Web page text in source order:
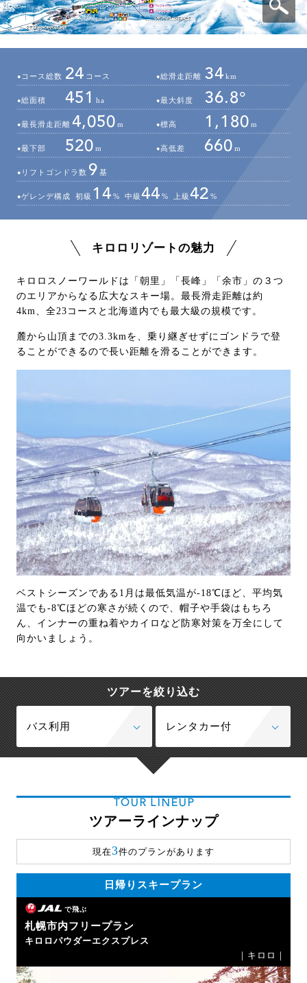
コース総数 24 コース 総滑走距離 34 km
総面積 451 ha 最大斜度 36.8°
最長滑走距離 4,050 m 標高 1,180 m
最下部 520 m 高低差 660 m
リフトゴンドラ数 9 基
ゲレンデ構成 初級 14 % 中級44 % 上級42 %
キロロリゾートの魅力
キロロスノーワールドは「朝里」「長峰」「余市」の３つ
のエリアからなる広大なスキー場。最長滑走距離は約
4km、全23コースと北海道内でも最大級の規模です。
麓から山頂までの3.3kmを、乗り継ぎせずにゴンドラで登
ることができるので長い距離を滑ることができます。
ベストシーズンである1月は最低気温が-18℃ほど、平均気
温でも-8℃ほどの寒さが続くので、帽子や手袋はもちろ
ん、インナーの重ね着やカイロなど防寒対策を万全にして
向かいましょう。
ツアーを絞り込む
バス利用 レンタカー付
TOUR LINEUP
ツアーラインナップ
現在3件のプランがあります
日帰りスキープラン
で飛ぶ
札幌市内フリープラン
キロロパウダーエクスプレス
｜キロロ｜